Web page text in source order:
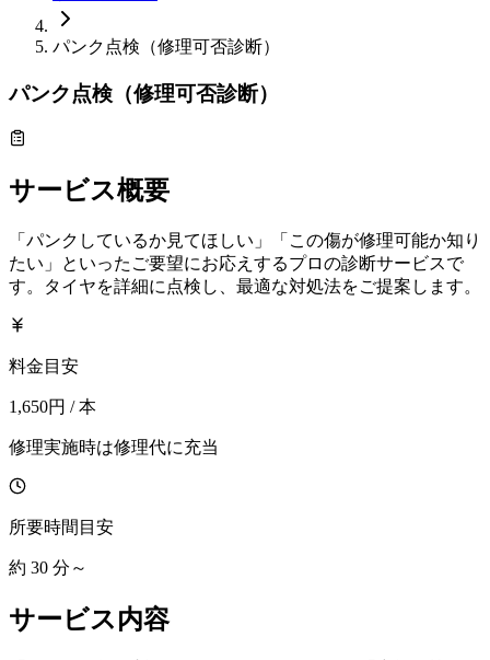
パンク点検（修理可否診断）
パンク点検（修理可否診断）
サービス概要
「パンクしているか見てほしい」「この傷が修理可能か知り
たい」といったご要望にお応えするプロの診断サービスで
す。タイヤを詳細に点検し、最適な対処法をご提案します。
料金目安
1,650円 / 本
修理実施時は修理代に充当
所要時間目安
約 30 分～
サービス内容